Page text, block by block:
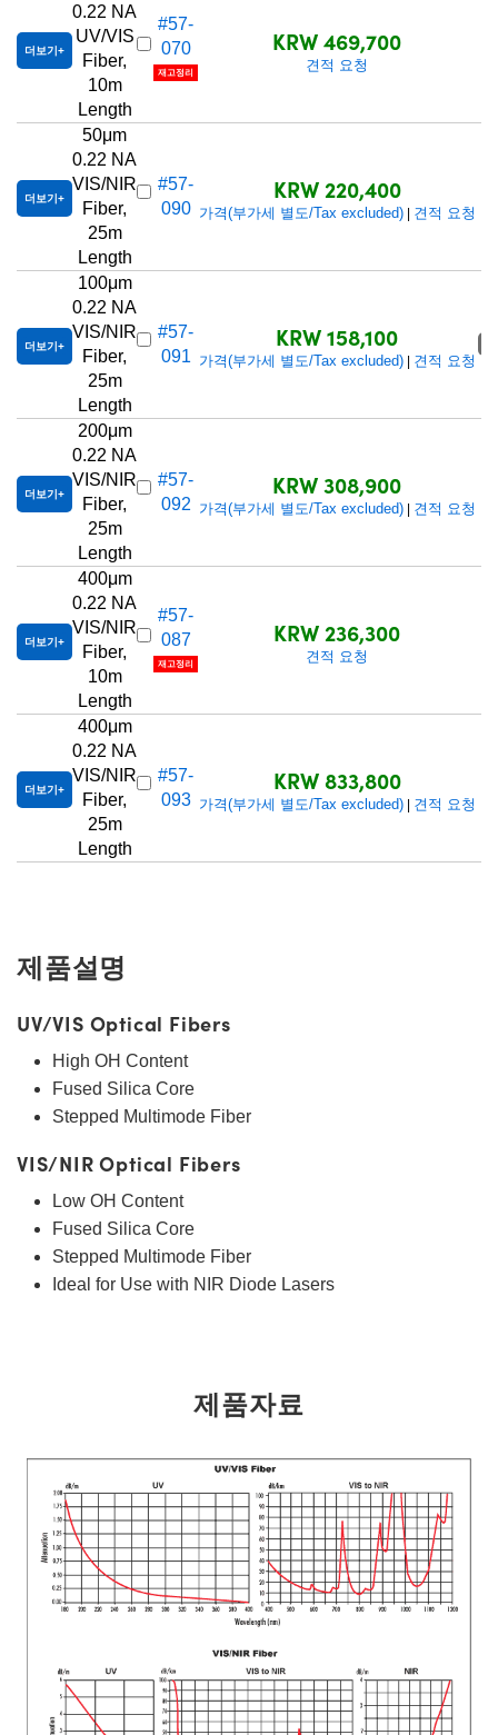
더보기
0.22 NA
UV/VIS
Fiber,
10m
Length
#57-
070
재고정리
KRW 469,700
견적 요청
더보기
50μm
0.22 NA
VIS/NIR
Fiber,
25m
Length
#57-
090
KRW 220,400
가격(부가세 별도/Tax excluded)| 견적 요청
더보기
100μm
0.22 NA
VIS/NIR
Fiber,
25m
Length
#57-
091
KRW 158,100
가격(부가세 별도/Tax excluded)| 견적 요청
더보기
200μm
0.22 NA
VIS/NIR
Fiber,
25m
Length
#57-
092
KRW 308,900
가격(부가세 별도/Tax excluded)| 견적 요청
더보기
400μm
0.22 NA
VIS/NIR
Fiber,
10m
Length
#57-
087
재고정리
KRW 236,300
견적 요청
더보기
400μm
0.22 NA
VIS/NIR
Fiber,
25m
Length
#57-
093
KRW 833,800
가격(부가세 별도/Tax excluded)| 견적 요청
제품설명
UV/VIS Optical Fibers
High OH Content
Fused Silica Core
Stepped Multimode Fiber
VIS/NIR Optical Fibers
Low OH Content
Fused Silica Core
Stepped Multimode Fiber
Ideal for Use with NIR Diode Lasers
제품자료